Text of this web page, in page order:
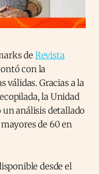
de Revista
con la
válidas. Gracias a la
la Unidad
análisis detallado
de 60 en
desde el